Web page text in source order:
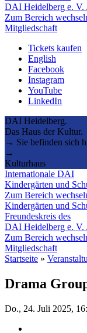
DAI Heidelberg e. V.
Zum Bereich
Mitgliedschaft
Tickets kaufen
English
Facebook
Instagram
YouTube
LinkedIn
DAI Heidelberg.
Das Haus der Kultur.
→ Sie befinden sich
→
Kulturhaus
Internationale DAI
Kindergärten und
Zum Bereich
Kindergärten und
Freundeskreis des
DAI Heidelberg e. V.
Zum Bereich
Mitgliedschaft
Startseite »
Drama
Do., 24. Juli 2025,